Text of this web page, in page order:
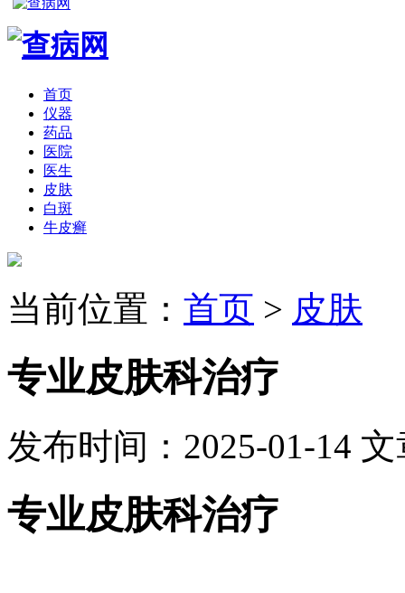
首页
仪器
药品
医院
医生
皮肤
白斑
牛皮癣
当前位置： 首页 > 皮肤
专业皮肤科治疗
发布时间：2025-01-14 文
专业皮肤科治疗